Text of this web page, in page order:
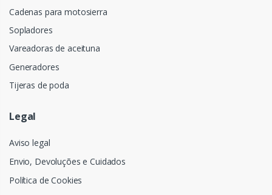
Cadenas para motosierra
Sopladores
Vareadoras de aceituna
Generadores
Tijeras de poda
Legal
Aviso legal
Envio, Devoluções e Cuidados
Política de Cookies